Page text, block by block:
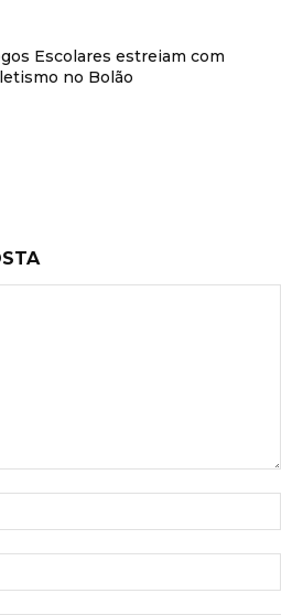
Escolares estreiam com
no Bolão